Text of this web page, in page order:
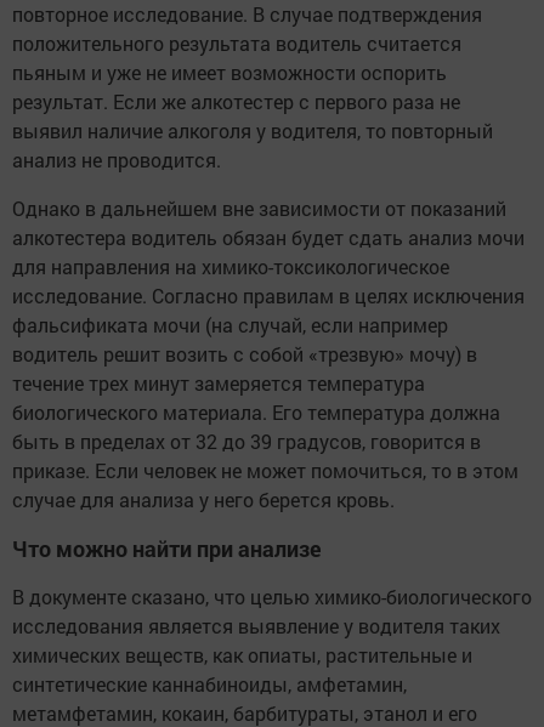
повторное исследование. В случае подтверждения
положительного результата водитель считается
пьяным и уже не имеет возможности оспорить
результат. Если же алкотестер с первого раза не
выявил наличие алкоголя у водителя, то повторный
анализ не проводится.
Однако в дальнейшем вне зависимости от показаний
алкотестера водитель обязан будет сдать анализ мочи
для направления на химико-токсикологическое
исследование. Согласно правилам в целях исключения
фальсификата мочи (на случай, если например
водитель решит возить с собой «трезвую» мочу) в
течение трех минут замеряется температура
биологического материала. Его температура должна
быть в пределах от 32 до 39 градусов, говорится в
приказе. Если человек не может помочиться, то в этом
случае для анализа у него берется кровь.
Что можно найти при анализе
В документе сказано, что целью химико-биологического
исследования является выявление у водителя таких
химических веществ, как опиаты, растительные и
синтетические каннабиноиды, амфетамин,
метамфетамин, кокаин, барбитураты, этанол и его